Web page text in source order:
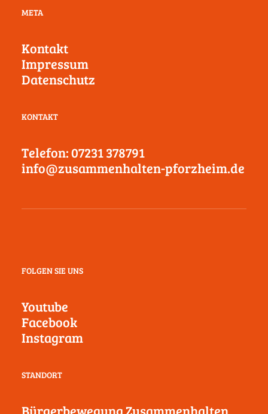
META
Kontakt
Impressum
Datenschutz
KONTAKT
Telefon: 07231 378791
info@zusammenhalten-pforzheim.de
FOLGEN SIE UNS
Youtube
Facebook
Instagram
STANDORT
Bürgerbewegung Zusammenhalten